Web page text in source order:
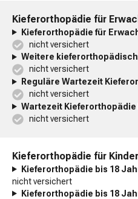
Kieferorthopädie für
Kieferorthopädie für
nicht versichert
Weitere
nicht versichert
Reguläre Wartezeit
nicht versichert
Wartezeit Kieferorthopädie
nicht versichert
Kieferorthopädie für Kinder
Kieferorthopädie bis 18
nicht versichert
Kieferorthopädie bis 18